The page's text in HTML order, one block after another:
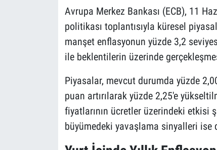
Avrupa Merkez Bankası (ECB), 11
politikası toplantısıyla küresel
manşet enflasyonun yüzde 3,2
ile beklentilerin üzerinde
Piyasalar, mevcut durumda yüzde
puan artırılarak yüzde 2,25'e
fiyatlarının ücretler üzerindeki etkisi
büyümedeki yavaşlama sinyalleri ise